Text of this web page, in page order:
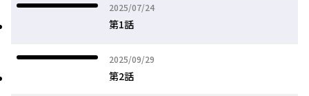
2025/07/24
2025年07月24日
第1話
2025/09/29
2025年09月29日
第2話